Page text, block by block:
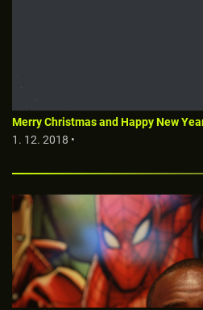
Merry Christmas and Happy New
1. 12. 2018 •